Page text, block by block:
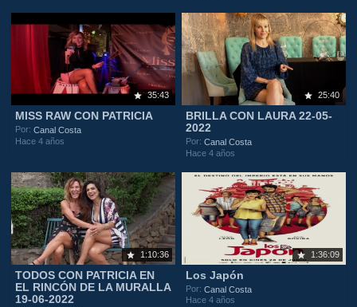
35:43
MISS RAW CON PATRICIA
Por:Canal Costa
Hace 4 años
25:40
BRILLA CON LAURA 22-05-
2022
Por:Canal Costa
Hace 4 años
1:10:36
TODOS CON PATRICIA EN
EL RINCÓN DE LA MURALLA
19-06-2022
1:36:09
Los Japón
Por:Canal Costa
Hace 4 años